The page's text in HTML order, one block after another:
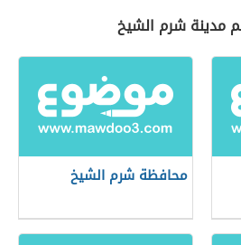
مدينة شرم الشيخ
محافظة شرم الشيخ